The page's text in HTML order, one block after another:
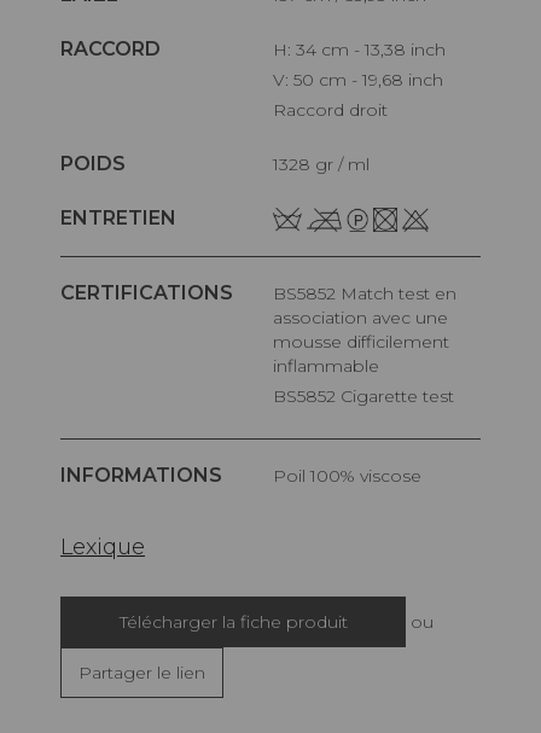
RACCORD
H: 34 cm - 13,38 inch
V: 50 cm - 19,68 inch
Raccord droit
POIDS 1328 gr / ml
ENTRETIEN
CERTIFICATIONS
BS5852 Match test en
association avec une
mousse difficilement
inflammable
BS5852 Cigarette test
INFORMATIONS Poil 100% viscose
Lexique
Télécharger la fiche produit ou
Partager le lien